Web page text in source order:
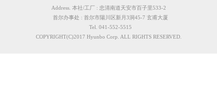
Address. 本社/工厂 : 忠清南道天安市百子里533-2
首尔办事处 : 首尔市陽川区新月3洞45-7 玄甫大厦
Tel. 041-552-5515
COPYRIGHT(C)2017 Hyunbo Corp. ALL RIGHTS RESERVED.